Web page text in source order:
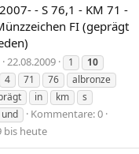
- S 76,1 - KM 71 -
FI (geprägt
22.08.2009 1
10
4 71 76
albronze
in km
s
und
Kommentare: 0
bis heute